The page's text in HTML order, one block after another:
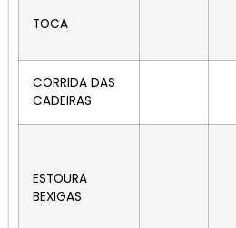
TOCA
CORRIDA DAS
CADEIRAS
ESTOURA
BEXIGAS